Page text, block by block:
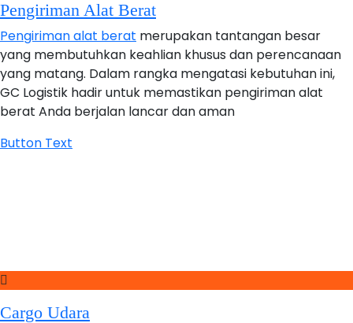
Pengiriman Alat Berat
Pengiriman alat berat merupakan tantangan besar
yang membutuhkan keahlian khusus dan perencanaan
yang matang. Dalam rangka mengatasi kebutuhan ini,
GC Logistik hadir untuk memastikan pengiriman alat
berat Anda berjalan lancar dan aman
Button Text
Cargo Udara